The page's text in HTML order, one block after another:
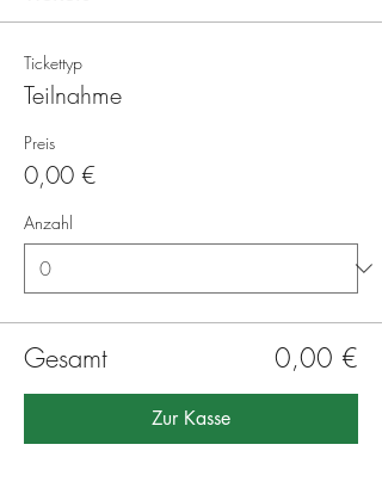
Tickettyp
Teilnahme
Preis
0,00 €
Anzahl
Gesamt 0,00 €
Zur Kasse